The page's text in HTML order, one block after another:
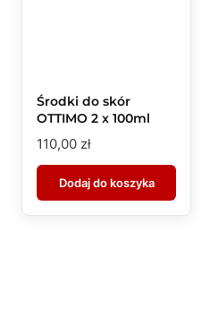
Środki do skór
OTTIMO 2 x 100ml
110,00 zł
Dodaj do koszyka